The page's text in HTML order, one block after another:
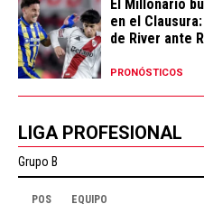
El Millonario
en el
de River ante
PRONÓSTICOS
LIGA PROFESIONAL